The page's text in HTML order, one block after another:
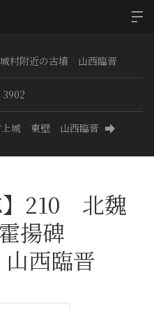
村附近の古墳 山西臨晋
3902
上城 東壁 山西臨晋
】210 北魏
揚碑
西臨晋